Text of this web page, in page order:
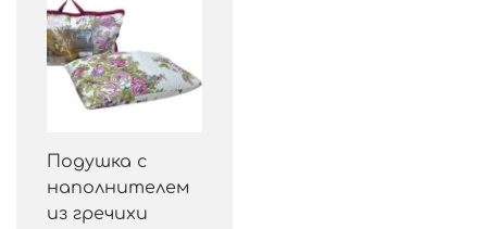
Подушка с
наполнителем
из гречихи